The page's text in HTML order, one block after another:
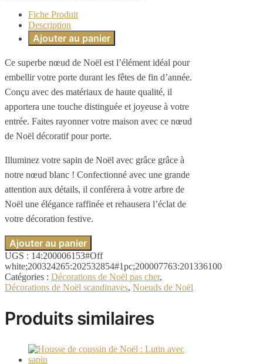
Fiche Produit
Description
Ajouter au panier
Ce superbe nœud de Noël est l’élément idéal pour
embellir votre porte durant les fêtes de fin d’année.
Conçu avec des matériaux de haute qualité, il
apportera une touche distinguée et joyeuse à votre
entrée. Faites rayonner votre maison avec ce nœud
de Noël décoratif pour porte.
Illuminez votre sapin de Noël avec grâce grâce à
notre nœud blanc ! Confectionné avec une grande
attention aux détails, il conférera à votre arbre de
Noël une élégance raffinée et rehausera l’éclat de
votre décoration festive.
Ajouter au panier
UGS : 14:200006153#Off
white;200324265:202532854#1pc;200007763:201336100
Catégories : Décorations de Noël pas cher,
Décorations de Noël scandinaves, Noeuds de Noël
Produits similaires